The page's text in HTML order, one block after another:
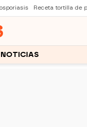
Receta tortilla de
NOTICIAS